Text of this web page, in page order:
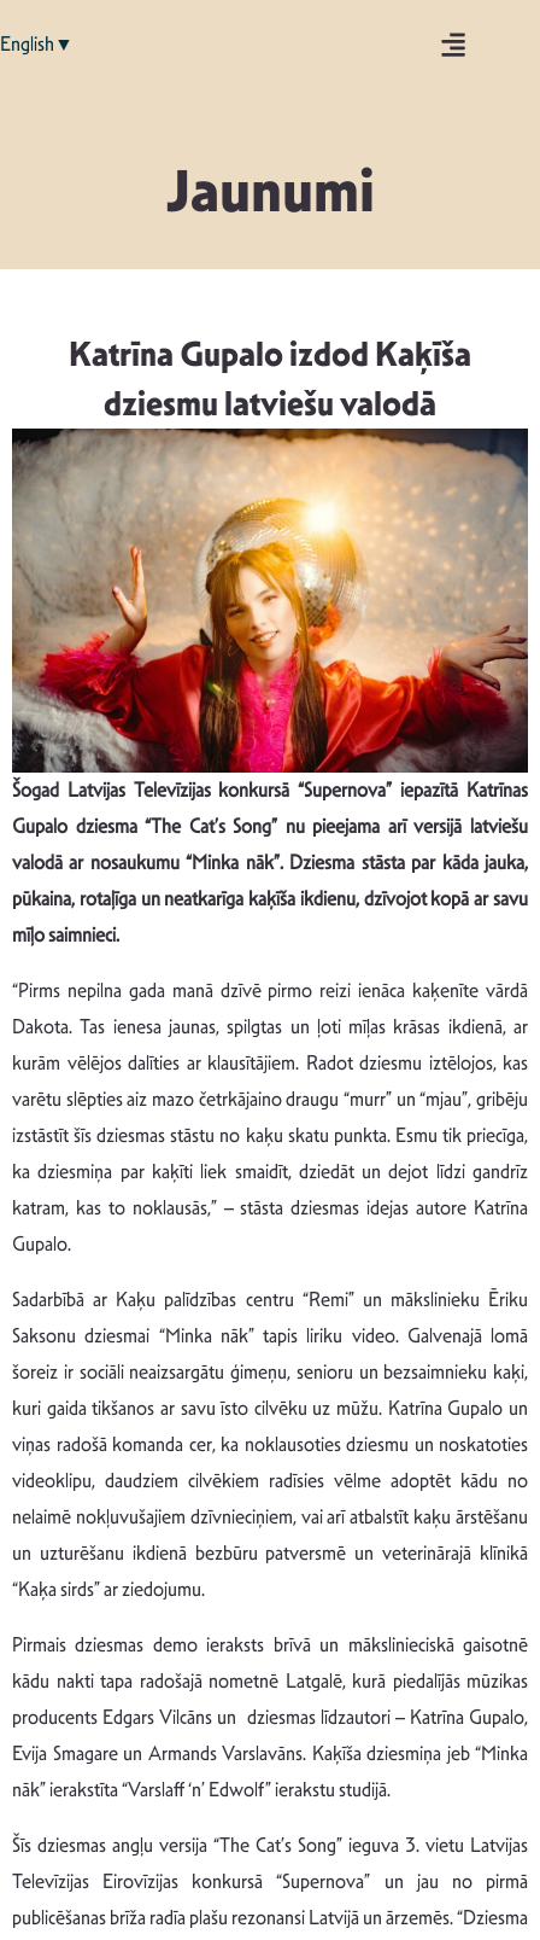
English▼
Jaunumi
Katrīna Gupalo izdod Kaķīša
dziesmu latviešu valodā
Šogad Latvijas Televīzijas konkursā “Supernova” iepazītā Katrīnas
Gupalo dziesma “The Cat’s Song” nu pieejama arī versijā latviešu
valodā ar nosaukumu “Minka nāk”. Dziesma stāsta par kāda jauka,
pūkaina, rotaļīga un neatkarīga kaķīša ikdienu, dzīvojot kopā ar savu
mīļo saimnieci.
“Pirms nepilna gada manā dzīvē pirmo reizi ienāca kaķenīte vārdā
Dakota. Tas ienesa jaunas, spilgtas un ļoti mīļas krāsas ikdienā, ar
kurām vēlējos dalīties ar klausītājiem. Radot dziesmu iztēlojos, kas
varētu slēpties aiz mazo četrkājaino draugu “murr” un “mjau”, gribēju
izstāstīt šīs dziesmas stāstu no kaķu skatu punkta. Esmu tik priecīga,
ka dziesmiņa par kaķīti liek smaidīt, dziedāt un dejot līdzi gandrīz
katram, kas to noklausās,” – stāsta dziesmas idejas autore Katrīna
Gupalo.
Sadarbībā ar Kaķu palīdzības centru “Remi” un mākslinieku Ēriku
Saksonu dziesmai “Minka nāk” tapis liriku video. Galvenajā lomā
šoreiz ir sociāli neaizsargātu ģimeņu, senioru un bezsaimnieku kaķi,
kuri gaida tikšanos ar savu īsto cilvēku uz mūžu. Katrīna Gupalo un
viņas radošā komanda cer, ka noklausoties dziesmu un noskatoties
videoklipu, daudziem cilvēkiem radīsies vēlme adoptēt kādu no
nelaimē nokļuvušajiem dzīvnieciņiem, vai arī atbalstīt kaķu ārstēšanu
un uzturēšanu ikdienā bezbūru patversmē un veterinārajā klīnikā
“Kaķa sirds” ar ziedojumu.
Pirmais dziesmas demo ieraksts brīvā un mākslinieciskā gaisotnē
kādu nakti tapa radošajā nometnē Latgalē, kurā piedalījās mūzikas
producents Edgars Vilcāns un dziesmas līdzautori – Katrīna Gupalo,
Evija Smagare un Armands Varslavāns. Kaķīša dziesmiņa jeb “Minka
nāk” ierakstīta “Varslaff ‘n’ Edwolf” ierakstu studijā.
Šīs dziesmas angļu versija “The Cat’s Song” ieguva 3. vietu Latvijas
Televīzijas Eirovīzijas konkursā “Supernova” un jau no pirmā
publicēšanas brīža radīa plašu rezonansi Latvijā un ārzemēs. “Dziesma